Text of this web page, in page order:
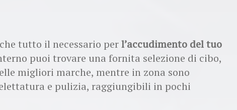
tutto il necessario perl’accudimento del tuo
puoi trovare una fornita selezione di cibo,
migliori marche, mentre in zona sono
e pulizia, raggiungibili in pochi